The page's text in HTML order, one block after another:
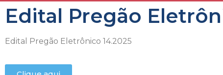
Edital Pregão
Edital Pregão Eletrônico 14.2025